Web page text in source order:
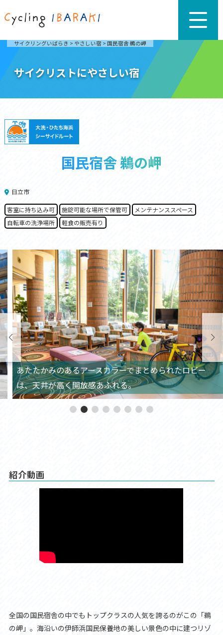
サイクリングいばらき > やさしい宿 > 国民宿舎 鵜の岬
サイクリストにやさしい宿
国民宿舎 鵜の岬
日立市
客室に持ち込み可 施錠可能な場所で保管可
メンテナンススペース
自転車の洗浄場所
軽食の販売有り
あたたかみのあるアースカラーでまとめられたロビー
は、天井が高く開放感あふれる。
紹介動画
全国の国民宿舎の中でもトップクラスの人気を誇るのがこの「鵜
の岬」。海沿いの伊師浜国民保養地の美しい景色の中に建つリゾ